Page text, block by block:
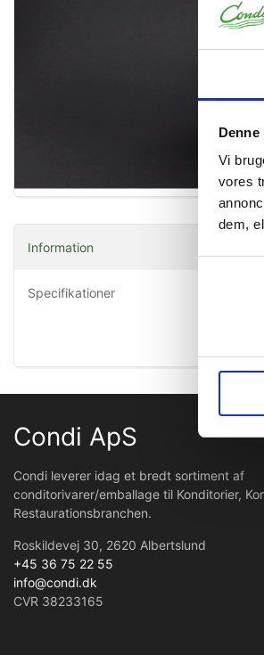
Vi
vores
dem,
Information
Specifikationer
Condi ApS
Condi leverer idag et bredt sortiment af
conditorivarer/emballage til Konditorier,
Restaurationsbranchen.
Roskildevej 30, 2620 Albertslund
+45 36 75 22 55
info@condi.dk
CVR 38233165